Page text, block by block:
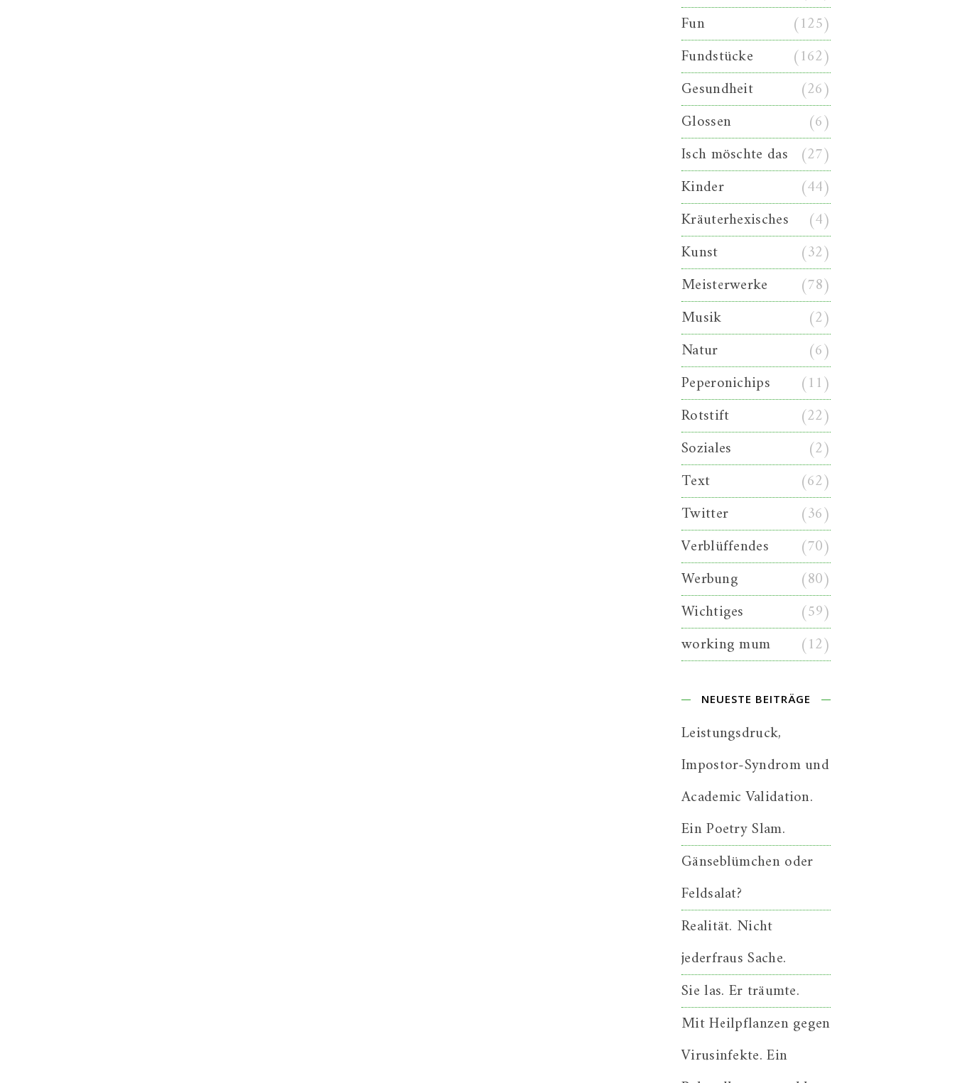
Fun
(125)
Fundstücke
(162)
Gesundheit
(26)
Glossen
(6)
Isch möschte das (27)
Kinder
(44)
Kräuterhexisches
(4)
Kunst
(32)
Meisterwerke
(78)
Musik
(2)
Natur
(6)
Peperonichips
(11)
Rotstift
(22)
Soziales
(2)
Text
(62)
Twitter
(36)
Verblüffendes
(70)
Werbung
(80)
Wichtiges
(59)
working mum
(12)
NEUESTE BEITRÄGE
Leistungsdruck,
Impostor-Syndrom und
Academic Validation.
Ein Poetry Slam.
Gänseblümchen oder
Feldsalat?
Realität. Nicht
jederfraus Sache.
Sie las. Er träumte.
Mit Heilpflanzen gegen
Virusinfekte. Ein